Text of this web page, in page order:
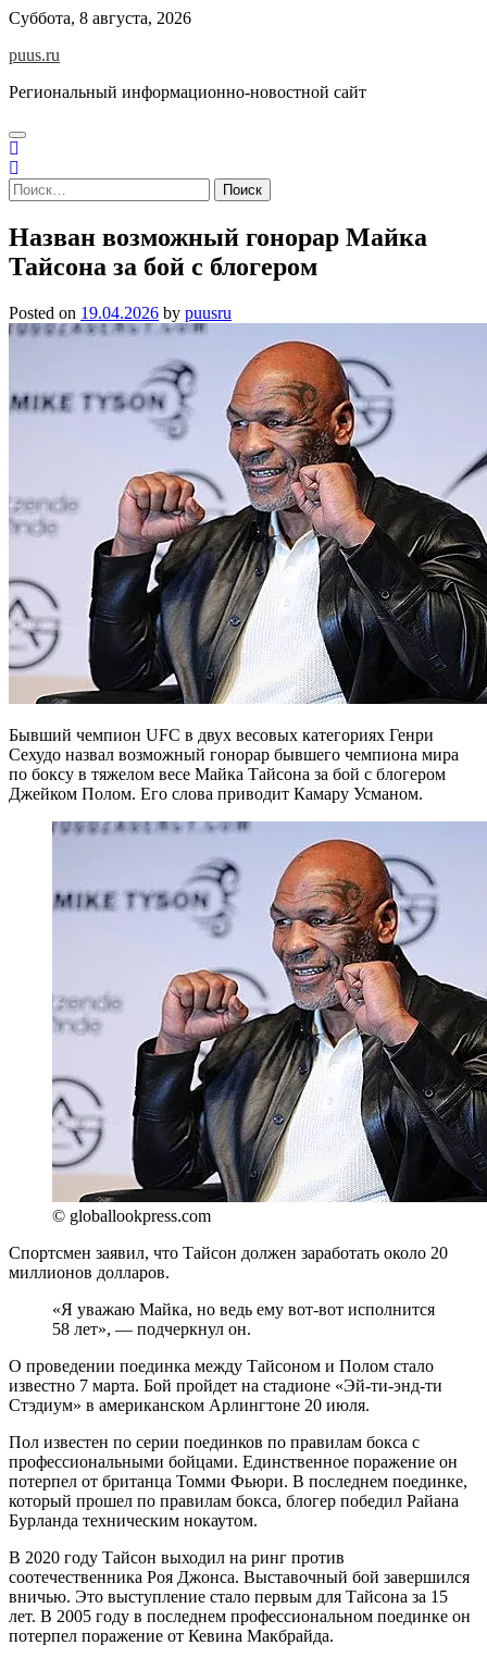
Skip
content
Суббота, 8 августа, 2026
puus.ru
Региональный информационно-новостной сайт
Найти:
Назван возможный гонорар Майка
Тайсона за бой с блогером
Posted on 19.04.2026 by puusru
Бывший чемпион UFC в двух весовых категориях Генри
Сехудо назвал возможный гонорар бывшего чемпиона мира
по боксу в тяжелом весе Майка Тайсона за бой с блогером
Джейком Полом. Его слова приводит Камару Усманом.
© globallookpress.com
Спортсмен заявил, что Тайсон должен заработать около 20
миллионов долларов.
«Я уважаю Майка, но ведь ему вот-вот исполнится
58 лет», — подчеркнул он.
О проведении поединка между Тайсоном и Полом стало
известно 7 марта. Бой пройдет на стадионе «Эй-ти-энд-ти
Стэдиум» в американском Арлингтоне 20 июля.
Пол известен по серии поединков по правилам бокса с
профессиональными бойцами. Единственное поражение он
потерпел от британца Томми Фьюри. В последнем поединке,
который прошел по правилам бокса, блогер победил Райана
Бурланда техническим нокаутом.
В 2020 году Тайсон выходил на ринг против
соотечественника Роя Джонса. Выставочный бой завершился
вничью. Это выступление стало первым для Тайсона за 15
лет. В 2005 году в последнем профессиональном поединке он
потерпел поражение от Кевина Макбрайда.